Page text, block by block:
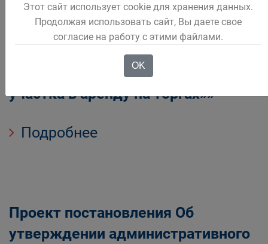
утверждении административного
регламента предоставления
муниципальной услуги
«Предоставление земельного
участка в аренду на торгах»»
Подробнее
Проект постановления Об
утверждении административного
Этот сайт использует cookie для хранения данных.
Продолжая использовать сайт, Вы даете свое
согласие на работу с этими файлами.
OK